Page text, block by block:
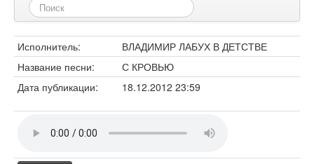
Исполнитель:
ВЛАДИМИР ЛАБУХ В ДЕТСТВЕ
Название песни:
С КРОВЬЮ
Дата публикации:
18.12.2012 23:59